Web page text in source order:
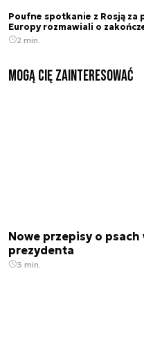
Poufne spotkanie z Rosją za
Europy rozmawiali o
2 min.
Mogą Cię zainteresować
Nowe przepisy o psach
prezydenta
3 min.